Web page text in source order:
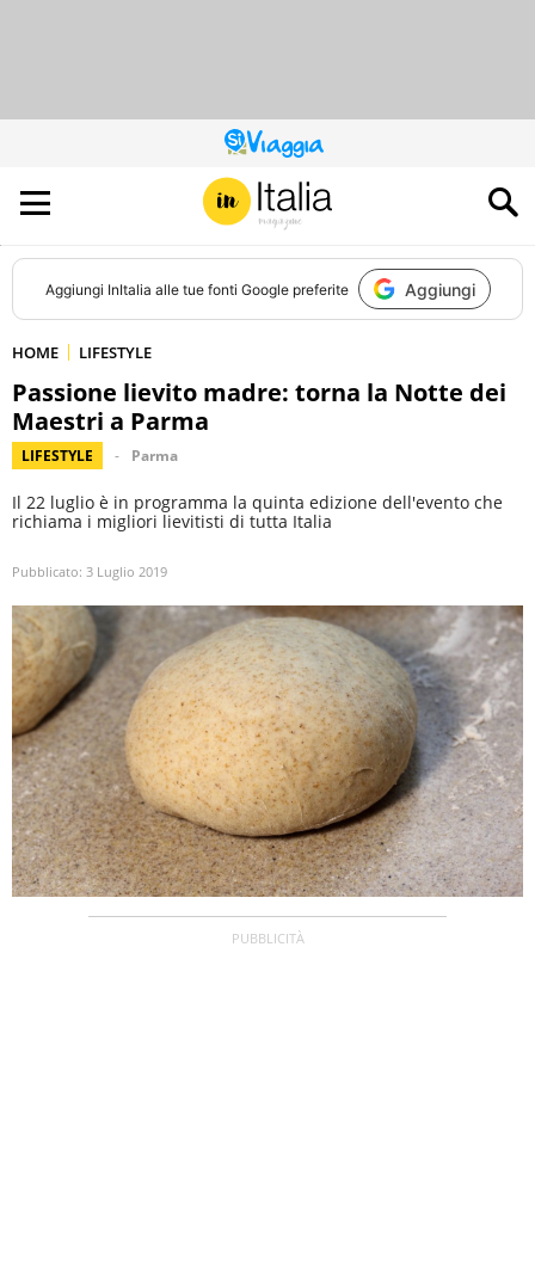
QUESTO
SITO
CONTRIBUISCE
ALL’AUDIENCE
DI
Aggiungi InItalia alle tue fonti Google preferite Aggiungi
HOME LIFESTYLE
Passione lievito madre: torna la Notte dei
Maestri a Parma
LIFESTYLE Parma
Il 22 luglio è in programma la quinta edizione dell'evento che
richiama i migliori lievitisti di tutta Italia
Pubblicato: 3 Luglio 2019